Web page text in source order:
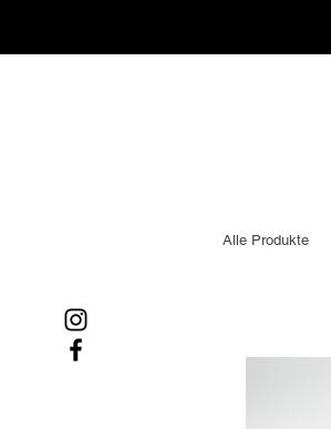
Alle Produkte